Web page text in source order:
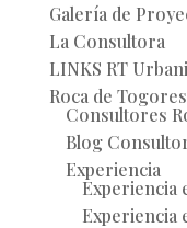
Galería de
La Consultora
LINKS RT
Roca de
Consultores
Blog
Experiencia
Experiencia
Experiencia